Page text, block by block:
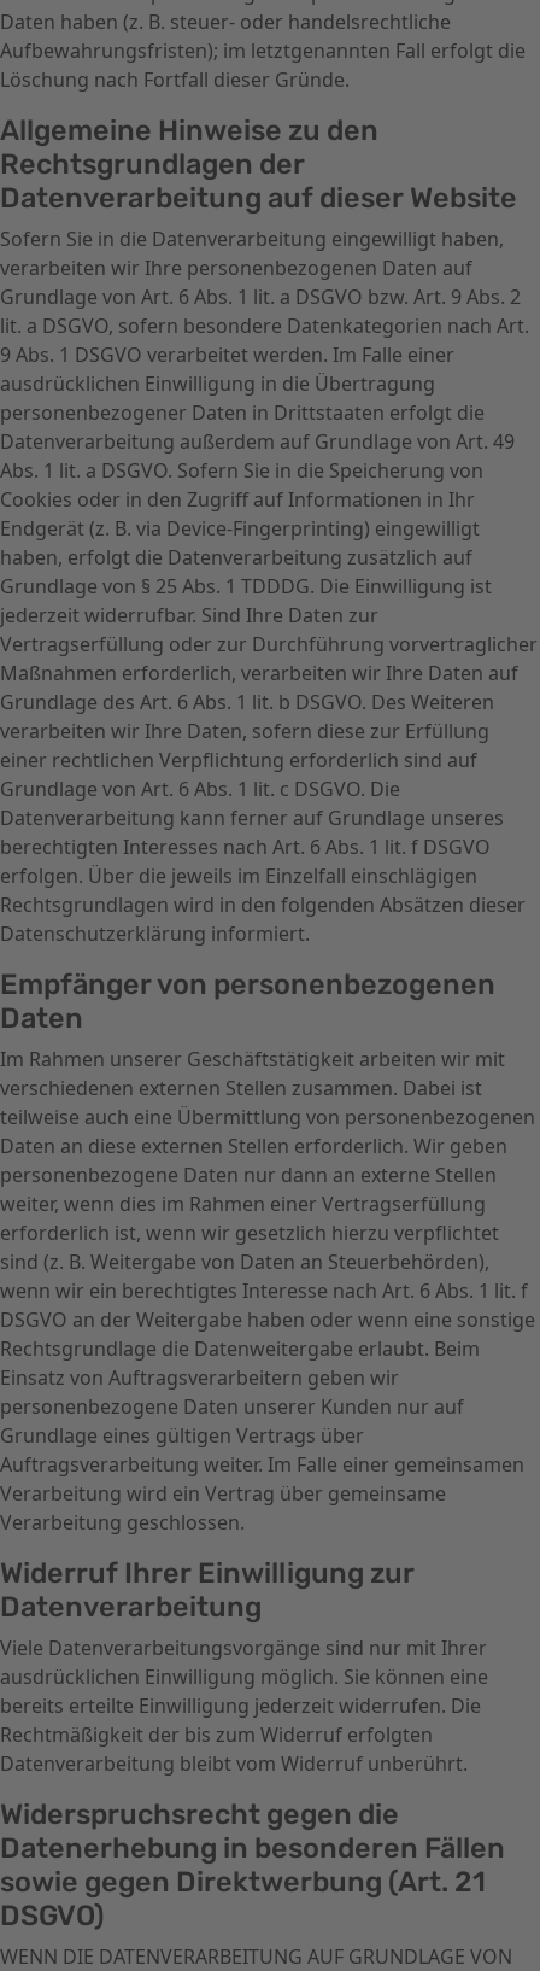
Daten haben (z. B. steuer- oder handelsrechtliche
Aufbewahrungsfristen); im letztgenannten Fall erfolgt die
Löschung nach Fortfall dieser Gründe.
Allgemeine Hinweise zu den
Rechtsgrundlagen der
Datenverarbeitung auf dieser Website
Sofern Sie in die Datenverarbeitung eingewilligt haben,
verarbeiten wir Ihre personenbezogenen Daten auf
Grundlage von Art. 6 Abs. 1 lit. a DSGVO bzw. Art. 9 Abs. 2
lit. a DSGVO, sofern besondere Datenkategorien nach Art.
9 Abs. 1 DSGVO verarbeitet werden. Im Falle einer
ausdrücklichen Einwilligung in die Übertragung
personenbezogener Daten in Drittstaaten erfolgt die
Datenverarbeitung außerdem auf Grundlage von Art. 49
Abs. 1 lit. a DSGVO. Sofern Sie in die Speicherung von
Cookies oder in den Zugriff auf Informationen in Ihr
Endgerät (z. B. via Device-Fingerprinting) eingewilligt
haben, erfolgt die Datenverarbeitung zusätzlich auf
Grundlage von § 25 Abs. 1 TDDDG. Die Einwilligung ist
jederzeit widerrufbar. Sind Ihre Daten zur
Vertragserfüllung oder zur Durchführung vorvertraglicher
Maßnahmen erforderlich, verarbeiten wir Ihre Daten auf
Grundlage des Art. 6 Abs. 1 lit. b DSGVO. Des Weiteren
verarbeiten wir Ihre Daten, sofern diese zur Erfüllung
einer rechtlichen Verpflichtung erforderlich sind auf
Grundlage von Art. 6 Abs. 1 lit. c DSGVO. Die
Datenverarbeitung kann ferner auf Grundlage unseres
berechtigten Interesses nach Art. 6 Abs. 1 lit. f DSGVO
erfolgen. Über die jeweils im Einzelfall einschlägigen
Rechtsgrundlagen wird in den folgenden Absätzen dieser
Datenschutzerklärung informiert.
Empfänger von personenbezogenen
Daten
Im Rahmen unserer Geschäftstätigkeit arbeiten wir mit
verschiedenen externen Stellen zusammen. Dabei ist
teilweise auch eine Übermittlung von personenbezogenen
Daten an diese externen Stellen erforderlich. Wir geben
personenbezogene Daten nur dann an externe Stellen
weiter, wenn dies im Rahmen einer Vertragserfüllung
erforderlich ist, wenn wir gesetzlich hierzu verpflichtet
sind (z. B. Weitergabe von Daten an Steuerbehörden),
wenn wir ein berechtigtes Interesse nach Art. 6 Abs. 1 lit. f
DSGVO an der Weitergabe haben oder wenn eine sonstige
Rechtsgrundlage die Datenweitergabe erlaubt. Beim
Einsatz von Auftragsverarbeitern geben wir
personenbezogene Daten unserer Kunden nur auf
Grundlage eines gültigen Vertrags über
Auftragsverarbeitung weiter. Im Falle einer gemeinsamen
Verarbeitung wird ein Vertrag über gemeinsame
Verarbeitung geschlossen.
Widerruf Ihrer Einwilligung zur
Datenverarbeitung
Viele Datenverarbeitungsvorgänge sind nur mit Ihrer
ausdrücklichen Einwilligung möglich. Sie können eine
bereits erteilte Einwilligung jederzeit widerrufen. Die
Rechtmäßigkeit der bis zum Widerruf erfolgten
Datenverarbeitung bleibt vom Widerruf unberührt.
Widerspruchsrecht gegen die
Datenerhebung in besonderen Fällen
sowie gegen Direktwerbung (Art. 21
DSGVO)
WENN DIE DATENVERARBEITUNG AUF GRUNDLAGE VON